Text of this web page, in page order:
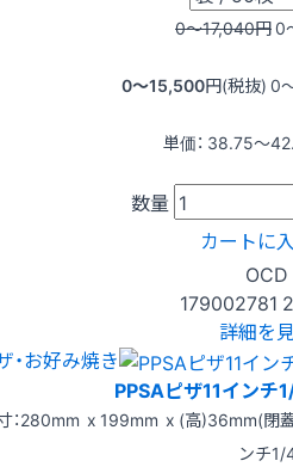
0〜17,040円0
0〜15,500円(税抜) 0
単価： 38.75〜
数量
カートに
OCD
179002781
詳細を
・お好み焼き
PPSAピザ11イン
：280mm x 199mm x (高)36mm(閉
ンチ1/